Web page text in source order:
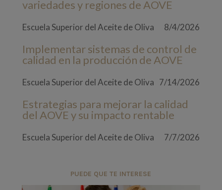
variedades y regiones de AOVE
Escuela Superior del Aceite de Oliva 8/4/2026
Implementar sistemas de control de
calidad en la producción de AOVE
Escuela Superior del Aceite de Oliva 7/14/2026
Estrategias para mejorar la calidad
del AOVE y su impacto rentable
Escuela Superior del Aceite de Oliva 7/7/2026
PUEDE QUE TE INTERESE